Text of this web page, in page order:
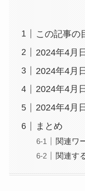
この記事の
2024年4月
2024年4月
2024年4月
2024年4月
まとめ
関連ワ
関連す